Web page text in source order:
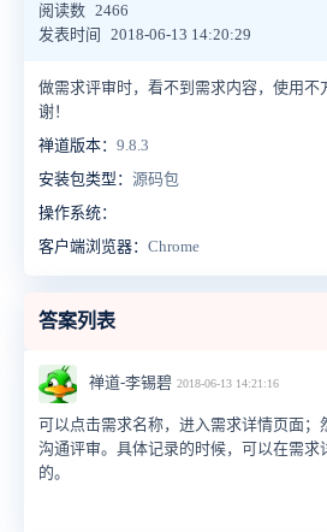
阅读数 2466
发表时间
2018-06-13 14:20:29
做需求评审时，看不到需求内容，使用不
谢！
禅道版本： 9.8.3
安装包类型： 源码包
操作系统：
客户端浏览器： Chrome
答案列表
禅道-李锡碧 2018-06-13 14:21:16
可以点击需求名称，进入需求详情页面；
沟通评审。具体记录的时候，可以在需求
的。